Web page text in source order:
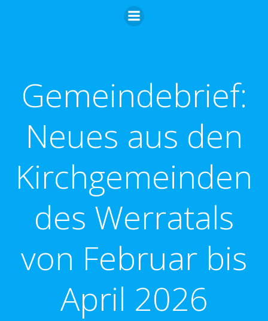
Zum
Inhalt
Gemeindebrief:
Neues aus den
Kirchgemeinden
des Werratals
von Februar bis
April 2026